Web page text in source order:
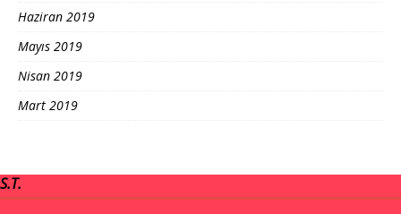
Haziran 2019
Mayıs 2019
Nisan 2019
Mart 2019
S.T.